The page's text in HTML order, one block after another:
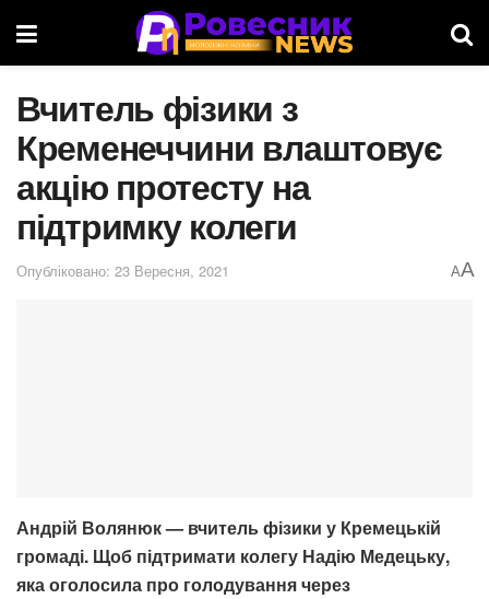
Вчитель фізики з
Кременеччини влаштовує
акцію протесту на
підтримку колеги
Опубліковано: 23 Вересня, 2021 AA
Андрій Волянюк — вчитель фізики у Кремецькій
громаді. Щоб підтримати колегу Надію Медецьку,
яка оголосила про голодування через